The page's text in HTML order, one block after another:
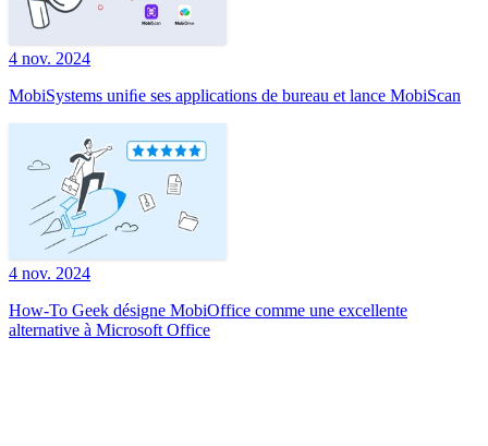
4 nov. 2024
MobiSystems uniﬁe ses applications de bureau et lance MobiScan
4 nov. 2024
How-To Geek désigne MobiOffice comme une excellente
alternative à Microsoft Office